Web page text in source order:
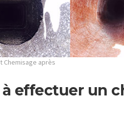
Chemisage après
effectuer un